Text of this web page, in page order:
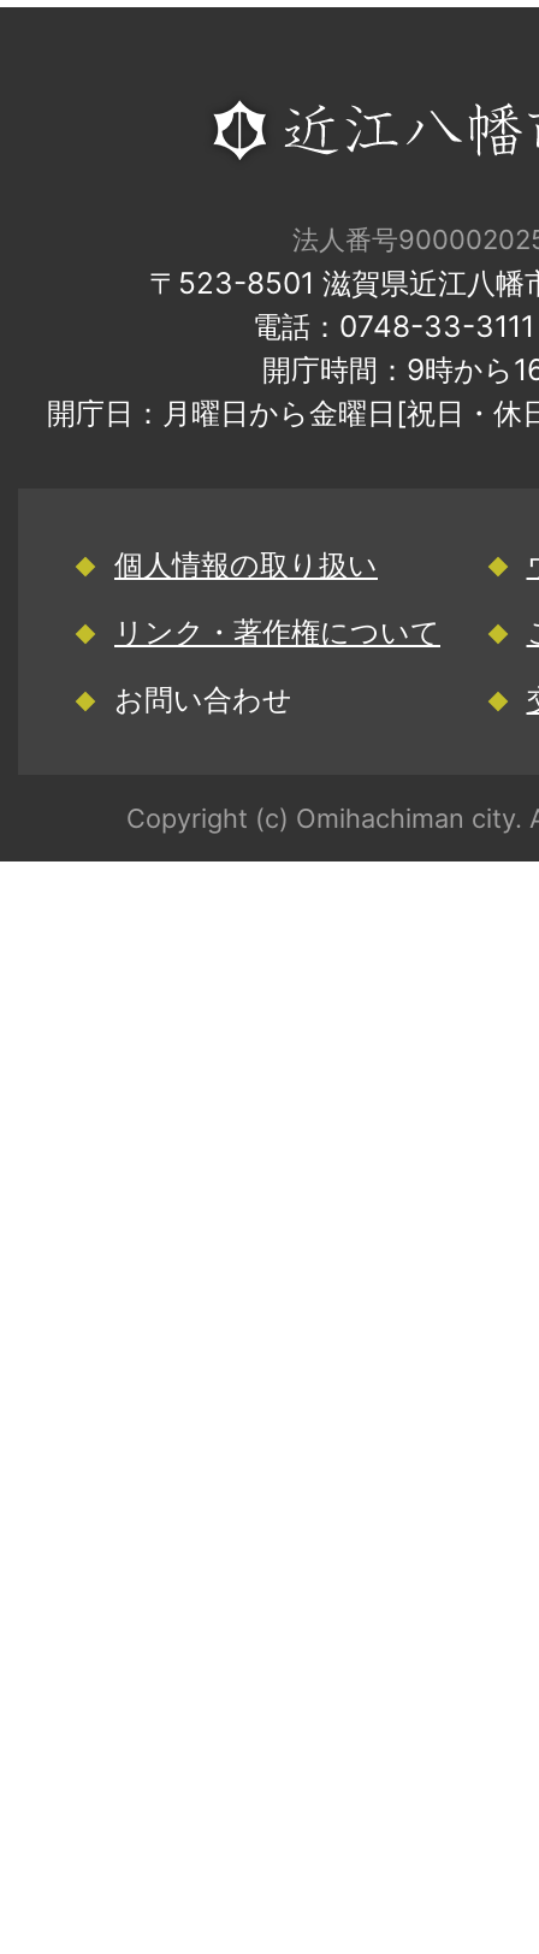
法人番号
〒523-8501 滋賀県近江八幡
電話：0748-33-
開庁時間：9時から
開庁日：月曜日から金曜日[祝日・
個人情報の取り扱い
リンク・著作権について
お問い合わせ
Copyright (c) Omihachiman city.